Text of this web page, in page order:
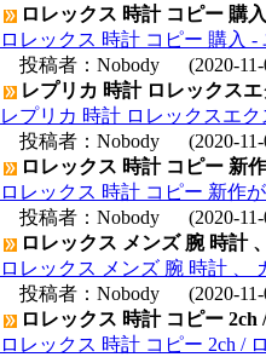
ロレックス 時計 コピー 購
ロレックス 時計 コピー 購入 -
投稿者： Nobody (2020-11-
レプリカ 時計 ロレックス
レプリカ 時計 ロレックスエ
投稿者： Nobody (2020-11-
ロレックス 時計 コピー 新
ロレックス 時計 コピー 新作
投稿者： Nobody (2020-11-
ロレックス メンズ 腕 時計
ロレックス メンズ 腕 時計 、
投稿者： Nobody (2020-11-
ロレックス 時計 コピー
ロレックス 時計 コピー 2ch /